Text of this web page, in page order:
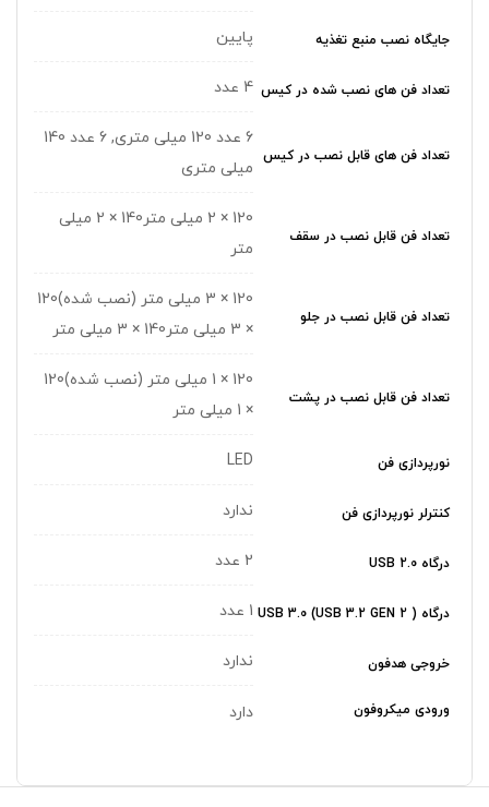
جایگاه نصب منبع تغذیه پایین
تعداد فن های نصب شده در کیس 4 عدد
تعداد فن های قابل نصب در کیس
6 عدد 120 میلی متری, 6 عدد 140
میلی متری
تعداد فن قابل نصب در سقف
120 × 2 میلی متر140 × 2 میلی
متر
تعداد فن قابل نصب در جلو
120 × 3 میلی متر (نصب شده)120
× 3 میلی متر140 × 3 میلی متر
تعداد فن قابل نصب در پشت
120 × 1 میلی متر (نصب شده)120
× 1 میلی متر
نورپردازی فن LED
کنترلر نورپردازی فن ندارد
درگاه USB 2.0 2 عدد
درگاه USB 3.0 (USB 3.2 GEN 2 ) 1 عدد
خروجی هدفون ندارد
ورودی میکروفون دارد